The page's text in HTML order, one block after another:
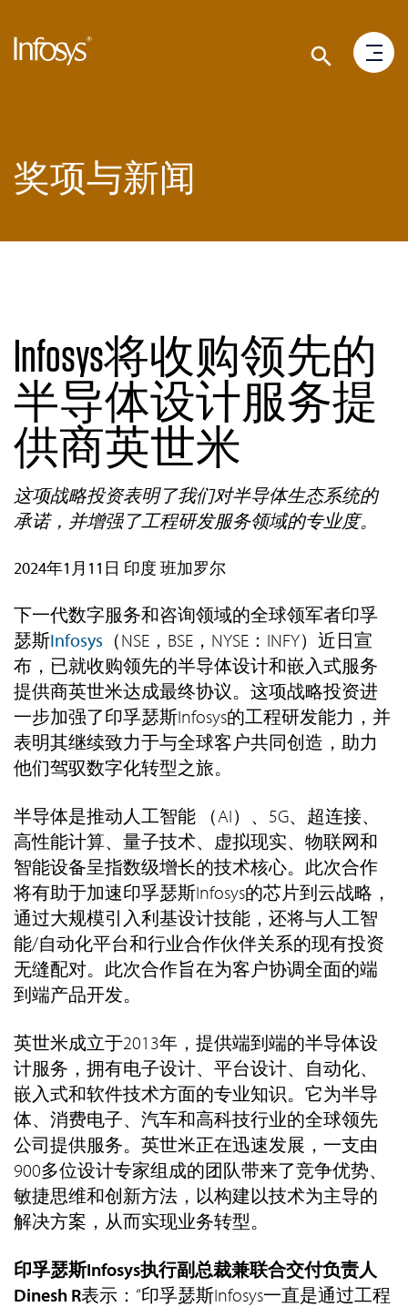
奖项与新闻
Infosys将收购领先的
半导体设计服务提
供商英世米
这项战略投资表明了我们对半导体生态系统的
承诺，并增强了工程研发服务领域的专业度。
2024年1月11日 印度 班加罗尔
下一代数字服务和咨询领域的全球领军者印孚
瑟斯Infosys （NSE，BSE，NYSE：INFY）近日宣
布，已就收购领先的半导体设计和嵌入式服务
提供商英世米达成最终协议。这项战略投资进
一步加强了印孚瑟斯Infosys的工程研发能力，并
表明其继续致力于与全球客户共同创造，助力
他们驾驭数字化转型之旅。
半导体是推动人工智能 （AI）、5G、超连接、
高性能计算、量子技术、虚拟现实、物联网和
智能设备呈指数级增长的技术核心。此次合作
将有助于加速印孚瑟斯Infosys的芯片到云战略，
通过大规模引入利基设计技能，还将与人工智
能/自动化平台和行业合作伙伴关系的现有投资
无缝配对。此次合作旨在为客户协调全面的端
到端产品开发。
英世米成立于2013年，提供端到端的半导体设
计服务，拥有电子设计、平台设计、自动化、
嵌入式和软件技术方面的专业知识。它为半导
体、消费电子、汽车和高科技行业的全球领先
公司提供服务。英世米正在迅速发展，一支由
900多位设计专家组成的团队带来了竞争优势、
敏捷思维和创新方法，以构建以技术为主导的
解决方案，从而实现业务转型。
印孚瑟斯Infosys执行副总裁兼联合交付负责人
Dinesh R表示：“印孚瑟斯Infosys一直是通过工程